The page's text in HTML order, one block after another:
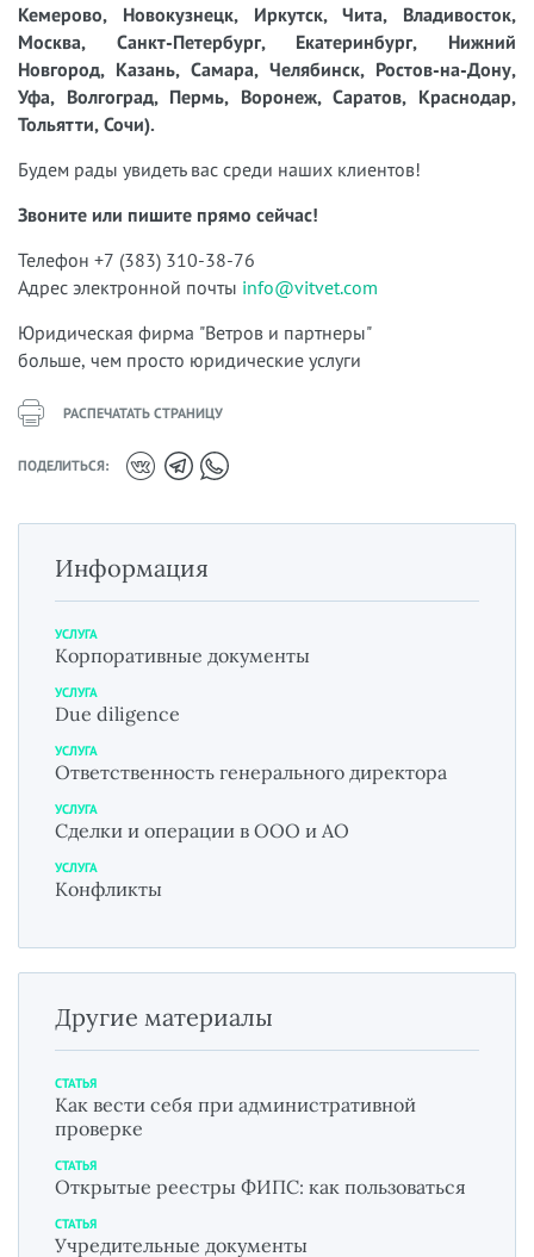
Кемерово, Новокузнецк, Иркутск, Чита, Владивосток,
Москва, Санкт-Петербург, Екатеринбург, Нижний
Новгород, Казань, Самара, Челябинск, Ростов-на-Дону,
Уфа, Волгоград, Пермь, Воронеж, Саратов, Краснодар,
Тольятти, Сочи).
Будем рады увидеть вас среди наших клиентов!
Звоните или пишите прямо сейчас!
Телефон +7 (383) 310-38-76
Адрес электронной почты info@vitvet.com
Юридическая фирма "Ветров и партнеры"
больше, чем просто юридические услуги
РАСПЕЧАТАТЬ СТРАНИЦУ
ПОДЕЛИТЬСЯ:
Информация
УСЛУГА
Корпоративные документы
УСЛУГА
Due diligence
УСЛУГА
Ответственность генерального директора
УСЛУГА
Сделки и операции в ООО и АО
УСЛУГА
Конфликты
Другие материалы
СТАТЬЯ
Как вести себя при административной
проверке
СТАТЬЯ
Открытые реестры ФИПС: как пользоваться
СТАТЬЯ
Учредительные документы